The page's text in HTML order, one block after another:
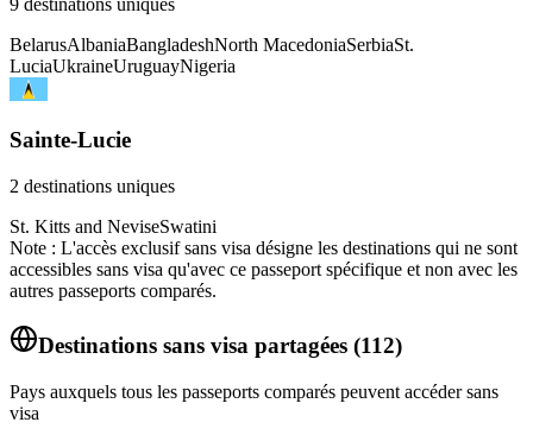
BelarusAlbaniaBangladeshNorth MacedoniaSerbiaSt.
LuciaUkraineUruguayNigeria
Sainte-Lucie
2 destinations uniques
St. Kitts and NeviseSwatini
Note : L'accès exclusif sans visa désigne les destinations qui ne sont
accessibles sans visa qu'avec ce passeport spécifique et non avec les
autres passeports comparés.
Destinations sans visa partagées (112)
Pays auxquels tous les passeports comparés peuvent accéder sans
visa